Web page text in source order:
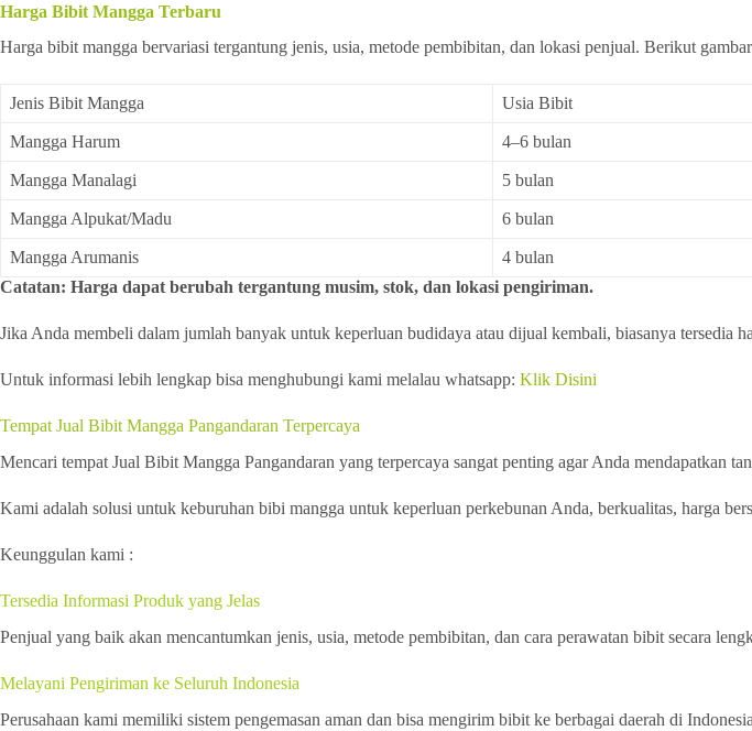
Harga Bibit Mangga Terbaru
Harga bibit mangga bervariasi tergantung jenis, usia, metode pembibitan, dan lokasi penjual. Berikut
Jenis Bibit Mangga Usia Bibit
Mangga Harum 4–6 bulan
Mangga Manalagi 5 bulan
Mangga Alpukat/Madu 6 bulan
Mangga Arumanis 4 bulan
Catatan: Harga dapat berubah tergantung musim, stok, dan lokasi pengiriman.
Jika Anda membeli dalam jumlah banyak untuk keperluan budidaya atau dijual kembali, biasanya tersedia
Untuk informasi lebih lengkap bisa menghubungi kami melalau whatsapp: Klik Disini
Tempat Jual Bibit Mangga Pangandaran Terpercaya
Mencari tempat Jual Bibit Mangga Pangandaran yang terpercaya sangat penting agar Anda mendapatkan
Kami adalah solusi untuk keburuhan bibi mangga untuk keperluan perkebunan Anda, berkualitas, harga
Keunggulan kami :
Tersedia Informasi Produk yang Jelas
Penjual yang baik akan mencantumkan jenis, usia, metode pembibitan, dan cara perawatan bibit secara
Melayani Pengiriman ke Seluruh Indonesia
Perusahaan kami memiliki sistem pengemasan aman dan bisa mengirim bibit ke berbagai daerah di